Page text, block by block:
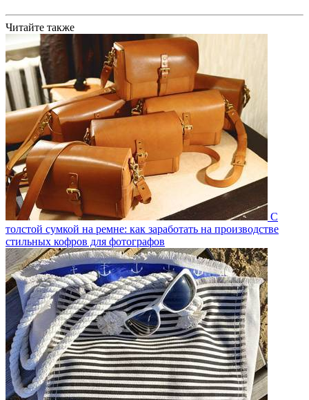
Читайте также
С
толстой сумкой на ремне: как заработать на производстве
стильных кофров для фотографов